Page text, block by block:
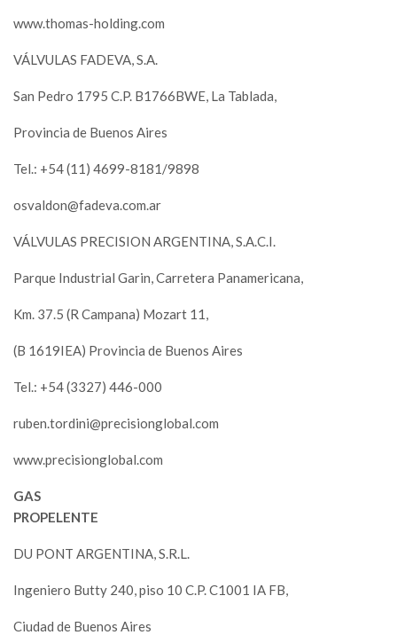
www.thomas-holding.com
VÁLVULAS FADEVA, S.A.
San Pedro 1795 C.P. B1766BWE, La Tablada,
Provincia de Buenos Aires
Tel.: +54 (11) 4699-8181/9898
osvaldon@fadeva.com.ar
VÁLVULAS PRECISION ARGENTINA, S.A.C.I.
Parque Industrial Garin, Carretera Panamericana,
Km. 37.5 (R Campana) Mozart 11,
(B 1619IEA) Provincia de Buenos Aires
Tel.: +54 (3327) 446-000
ruben.tordini@precisionglobal.com
www.precisionglobal.com
GAS
PROPELENTE
DU PONT ARGENTINA, S.R.L.
Ingeniero Butty 240, piso 10 C.P. C1001 IA FB,
Ciudad de Buenos Aires